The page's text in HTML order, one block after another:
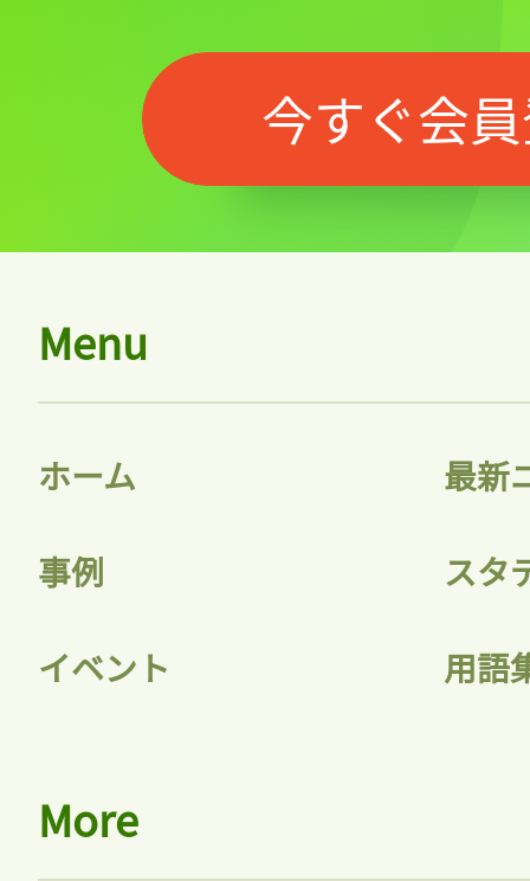
今すぐ会
Menu
ホーム 最新
事例 スタ
イベント 用語
More